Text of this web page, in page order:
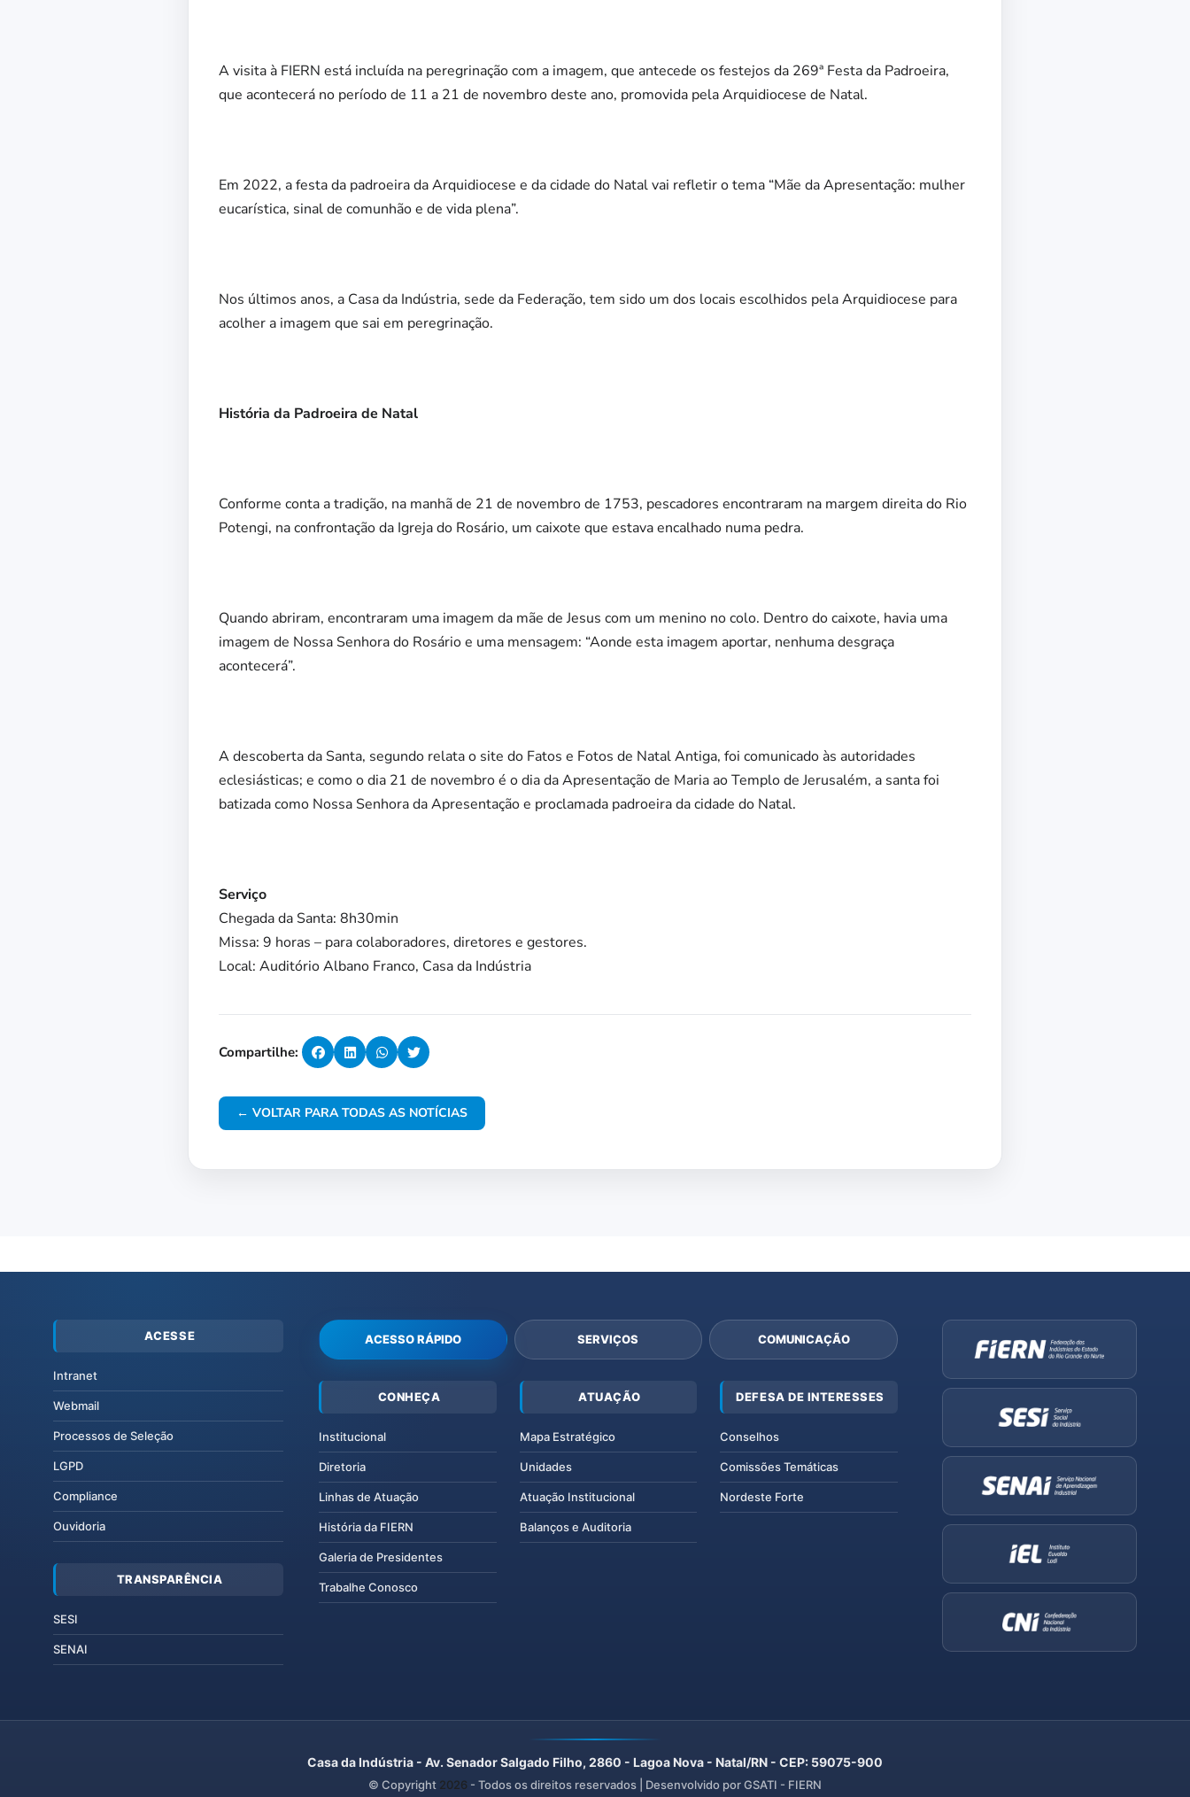
A visita à FIERN está incluída na peregrinação com a imagem, que antecede os festejos da 269ª Festa da Padroeira,
que acontecerá no período de 11 a 21 de novembro deste ano, promovida pela Arquidiocese de Natal.
Em 2022, a festa da padroeira da Arquidiocese e da cidade do Natal vai refletir o tema “Mãe da Apresentação: mulher
eucarística, sinal de comunhão e de vida plena”.
Nos últimos anos, a Casa da Indústria, sede da Federação, tem sido um dos locais escolhidos pela Arquidiocese para
acolher a imagem que sai em peregrinação.
História da Padroeira de Natal
Conforme conta a tradição, na manhã de 21 de novembro de 1753, pescadores encontraram na margem direita do Rio
Potengi, na confrontação da Igreja do Rosário, um caixote que estava encalhado numa pedra.
Quando abriram, encontraram uma imagem da mãe de Jesus com um menino no colo. Dentro do caixote, havia uma
imagem de Nossa Senhora do Rosário e uma mensagem: “Aonde esta imagem aportar, nenhuma desgraça
acontecerá”.
A descoberta da Santa, segundo relata o site do Fatos e Fotos de Natal Antiga, foi comunicado às autoridades
eclesiásticas; e como o dia 21 de novembro é o dia da Apresentação de Maria ao Templo de Jerusalém, a santa foi
batizada como Nossa Senhora da Apresentação e proclamada padroeira da cidade do Natal.
Serviço
Chegada da Santa: 8h30min
Missa: 9 horas – para colaboradores, diretores e gestores.
Local: Auditório Albano Franco, Casa da Indústria
Compartilhe:
← VOLTAR PARA TODAS AS NOTÍCIAS
ACESSE
Intranet
Webmail
Processos de Seleção
LGPD
Compliance
Ouvidoria
TRANSPARÊNCIA
SESI
SENAI
ACESSO RÁPIDO SERVIÇOS COMUNICAÇÃO
CONHEÇA
Institucional
Diretoria
Linhas de Atuação
História da FIERN
Galeria de Presidentes
Trabalhe Conosco
ATUAÇÃO
Mapa Estratégico
Unidades
Atuação Institucional
Balanços e Auditoria
DEFESA DE INTERESSES
Conselhos
Comissões Temáticas
Nordeste Forte
Casa da Indústria - Av. Senador Salgado Filho, 2860 - Lagoa Nova - Natal/RN - CEP: 59075-900
© Copyright 2026 - Todos os direitos reservados | Desenvolvido por GSATI - FIERN